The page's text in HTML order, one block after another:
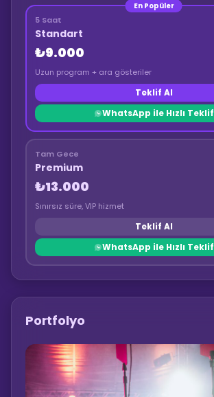
En Popüler
5 Saat
Standart
₺9.000
Uzun program + ara gösteriler
Teklif Al
WhatsApp ile Hızlı Teklif
Tam Gece
Premium
₺13.000
Sınırsız süre, VIP hizmet
Teklif Al
WhatsApp ile Hızlı Teklif
Portfolyo